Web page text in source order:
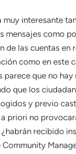
muy interesante
mensajes como
de las cuentas en
como en este
parece que no
que los
y previo
priori no
recibido